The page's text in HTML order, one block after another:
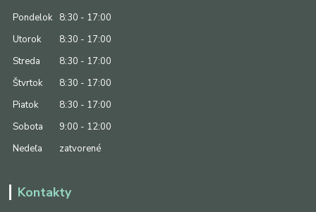
Pondelok
8:30 - 17:00
Utorok
8:30 - 17:00
Streda
8:30 - 17:00
Štvrtok
8:30 - 17:00
Piatok
8:30 - 17:00
Sobota
9:00 - 12:00
Nedeľa
zatvorené
Kontakty